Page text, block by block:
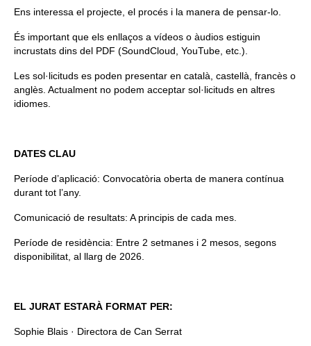
Ens interessa el projecte, el procés i la manera de pensar-lo.
És important que els enllaços a vídeos o àudios estiguin
incrustats dins del PDF (SoundCloud, YouTube, etc.).
Les sol·licituds es poden presentar en català, castellà, francès o
anglès. Actualment no podem acceptar sol·licituds en altres
idiomes.
DATES CLAU
Període d’aplicació: Convocatòria oberta de manera contínua
durant tot l’any.
Comunicació de resultats: A principis de cada mes.
Període de residència: Entre 2 setmanes i 2 mesos, segons
disponibilitat, al llarg de 2026.
EL JURAT ESTARÀ FORMAT PER:
Sophie Blais · Directora de Can Serrat